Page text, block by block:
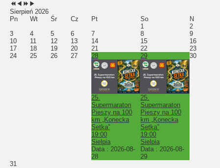
Sierpień 2026
Pn
Wt Śr Cz Pt So
N
1
2
3
4 5 6 7 8
9
10
11 12 13 14 15
16
17
18 19 20 21 22
23
24
25 26 27 28
25.
Supermaraton
Pieszy na 100
km „Konecka
Setka”
19:00
Sielpia
Data : 2026-08-
28
29
25.
Supermaraton
Pieszy na 100
km „Konecka
Setka”
19:00
Sielpia
Data : 2026-08-
29
30
31